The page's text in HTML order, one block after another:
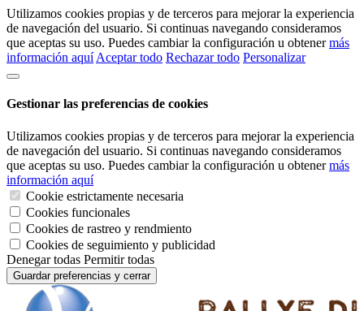
Utilizamos cookies propias y de terceros para mejorar la experiencia
de navegación del usuario. Si continuas navegando consideramos
que aceptas su uso. Puedes cambiar la configuración u obtenermás
información aquí Aceptar todo Rechazar todo Personalizar
Gestionar las preferencias de cookies
Utilizamos cookies propias y de terceros para mejorar la experiencia
de navegación del usuario. Si continuas navegando consideramos
que aceptas su uso. Puedes cambiar la configuración u obtenermás
información aquí
Cookie estrictamente necesaria
Cookies funcionales
Cookies de rastreo y rendmiento
Cookies de seguimiento y publicidad
Denegar todas Permitir todas
Guardar preferencias y cerrar